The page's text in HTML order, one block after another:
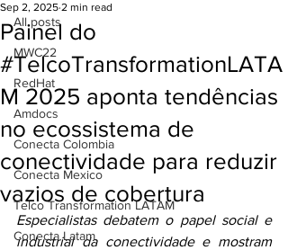
All posts
MWC22
RedHat
Amdocs
Conecta Colombia
Conecta Mexico
Telco Transformation LATAM
Conecta Latam
Painel do
#TelcoTransformationLATA
M 2025 aponta tendências
no ecossistema de
conectividade para reduzir
vazios de cobertura
Sep 2, 2025 2 min read
Especialistas debatem o papel social e
industrial da conectividade e mostram